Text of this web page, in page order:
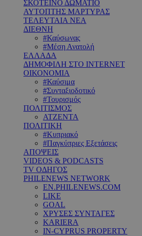
ΣΚΟΤΕΙΝΟ ΔΩΜΑΤΙΟ
ΑΥΤΟΠΤΗΣ ΜΑΡΤΥΡΑΣ
ΤΕΛΕΥΤΑΙΑ ΝΕΑ
ΔΙΕΘΝΗ
#Καύσωνας
#Μέση Ανατολή
ΕΛΛΑΔΑ
ΔΗΜΟΦΙΛΗ ΣΤΟ INTERNET
ΟΙΚΟΝΟΜΙΑ
#Καύσιμα
#Συνταξιοδοτικό
#Τουρισμός
ΠΟΛΙΤΙΣΜΟΣ
ΑΤΖΕΝΤΑ
ΠΟΛΙΤΙΚΗ
#Κυπριακό
#Παγκύπριες Εξετάσεις
ΑΠΟΨΕΙΣ
VIDEOS & PODCASTS
TV ΟΔΗΓΟΣ
PHILENEWS NETWORK
EN.PHILENEWS.COM
LIKE
GOAL
ΧΡΥΣΕΣ ΣΥΝΤΑΓΕΣ
KARIERA
IN-CYPRUS PROPERTY